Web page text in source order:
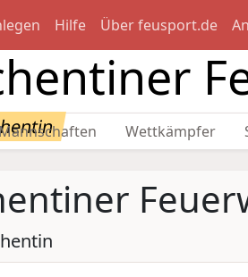
Hilfe Über feusport.de
Wettkämpfer